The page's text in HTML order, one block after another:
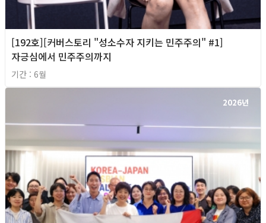
[192호][커버스토리 "성소수자 지키는 민주주의" #1]
자긍심에서 민주주의까지
기간 : 6월
2026년